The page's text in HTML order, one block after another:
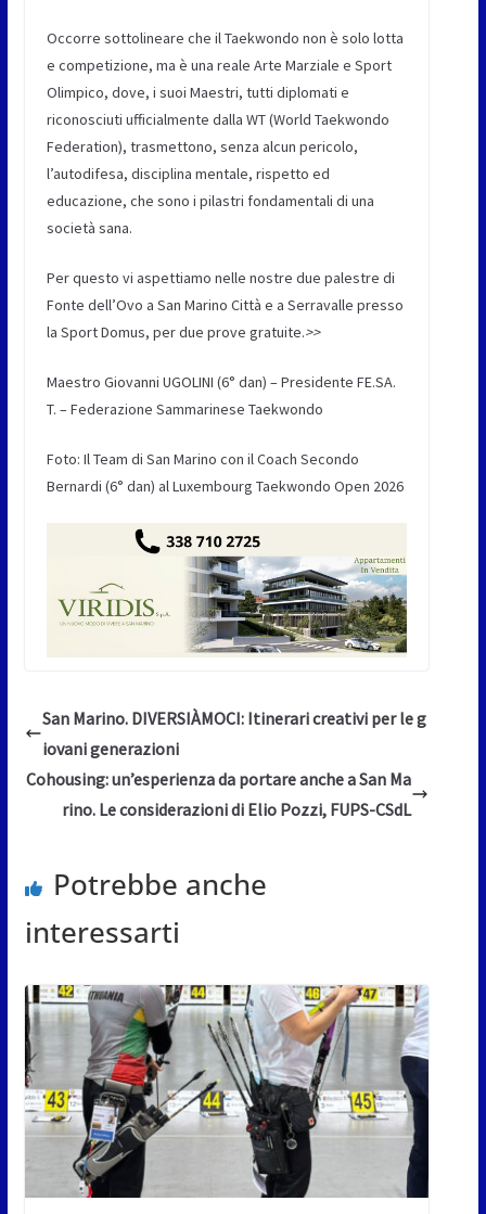
Occorre sottolineare che il Taekwondo non è solo lotta
e competizione, ma è una reale Arte Marziale e Sport
Olimpico, dove, i suoi Maestri, tutti diplomati e
riconosciuti ufficialmente dalla WT (World Taekwondo
Federation), trasmettono, senza alcun pericolo,
l’autodifesa, disciplina mentale, rispetto ed
educazione, che sono i pilastri fondamentali di una
società sana.
Per questo vi aspettiamo nelle nostre due palestre di
Fonte dell’Ovo a San Marino Città e a Serravalle presso
la Sport Domus, per due prove gratuite.>>
Maestro Giovanni UGOLINI (6° dan) – Presidente FE.SA.
T. – Federazione Sammarinese Taekwondo
Foto: Il Team di San Marino con il Coach Secondo
Bernardi (6° dan) al Luxembourg Taekwondo Open 2026
San Marino. DIVERSIÀMOCI: Itinerari creativi per le g
iovani generazioni
Cohousing: un’esperienza da portare anche a San Ma
rino. Le considerazioni di Elio Pozzi, FUPS-CSdL
Potrebbe anche
interessarti